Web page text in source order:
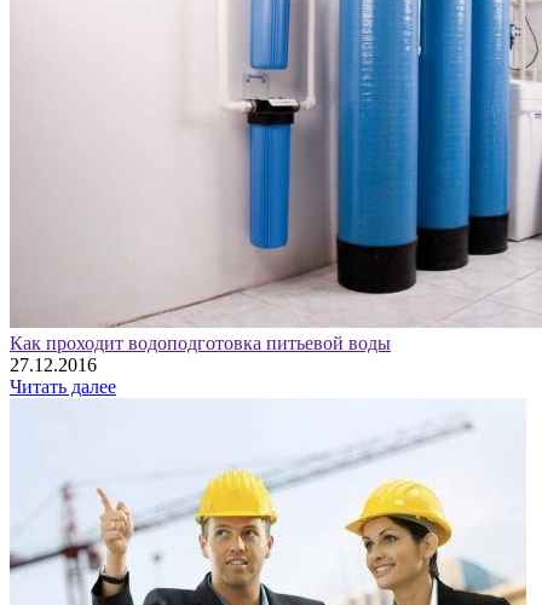
Как проходит водоподготовка питьевой воды
27.12.2016
Читать далее